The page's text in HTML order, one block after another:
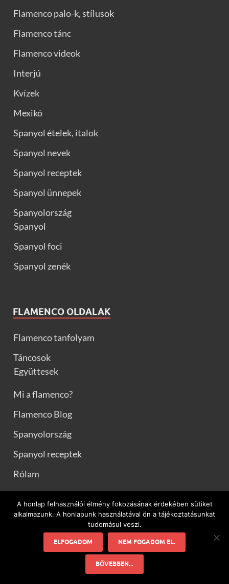
Flamenco palo-k, stílusok
Flamenco tánc
Flamenco videok
Interjú
Kvízek
Mexikó
Spanyol ételek, italok
Spanyol nevek
Spanyol receptek
Spanyol ünnepek
Spanyolország
Spanyol
Spanyol foci
Spanyol zenék
FLAMENCO OLDALAK
Flamenco tanfolyam
Táncosok
Együttesek
Mi a flamenco?
Flamenco Blog
Spanyolország
Spanyol receptek
Rólam
FLAMENCO CÍMKÉK
Antonio Gades Bajnay Beáta Bucsás Györgyi
Churros flamenco 2017
A honlap felhasználói élmény fokozásának érdekében sütiket
alkalmazunk. A honlapunk használatával ön a tájékoztatásunkat
tudomásul veszi.
ELFOGADOM NEM FOGADOM EL.
BŐVEBBEN...